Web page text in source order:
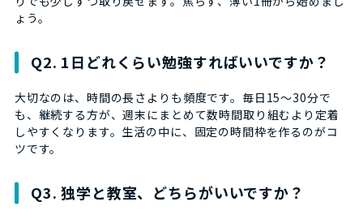
ょう。
Q2. 1日どれくらい勉強すればいいですか？
大切なのは、時間の長さよりも頻度です。毎日15〜30分で
も、継続する方が、週末にまとめて数時間取り組むより定着
しやすくなります。生活の中に、固定の時間枠を作るのがコ
ツです。
Q3. 独学と教室、どちらがいいですか？